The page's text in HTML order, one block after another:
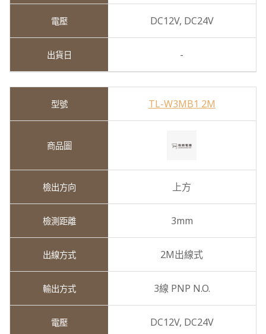
DC12V, DC24V
-
TL-W3MB1 2M
上方
3mm
2M出線式
3線 PNP N.O.
DC12V, DC24V